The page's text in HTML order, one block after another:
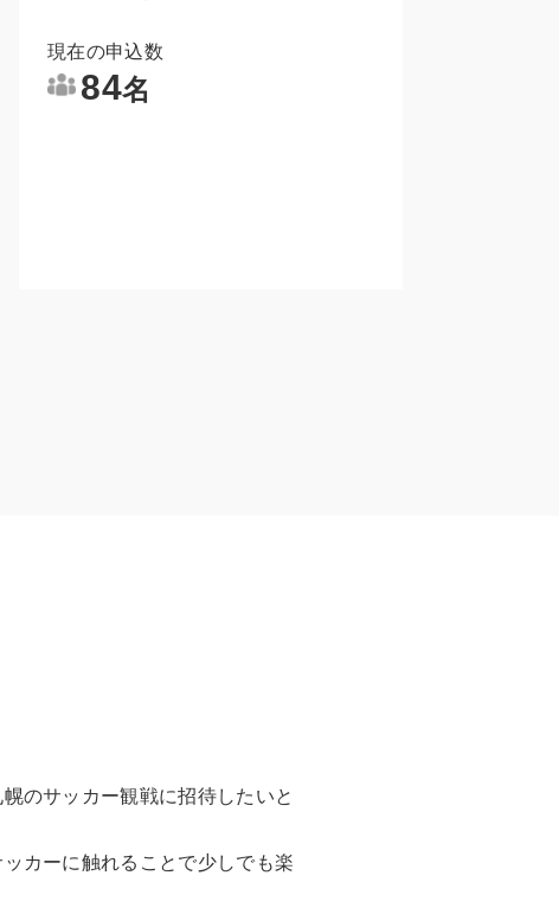
現在の申込数
84名
のサッカー観戦に招待したいと
カーに触れることで少しでも楽